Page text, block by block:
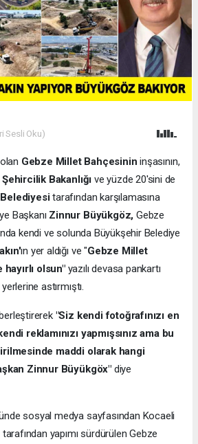
Sesli Oku)
Gebze Millet Bahçesinin inşasının,
Bakanlığı ve yüzde 20'sini de
tarafından karşılamasına
Başkanı Zinnur Büyükgöz, Gebze
kendi ve solunda Büyükşehir Belediye
ın yer aldığı ve "Gebze Millet
olsun"yazılı devasa pankartı
astırmıştı.
"Siz kendi fotoğrafınızı en
reklamınızı yapmışsınız ama bu
maddi olarak hangi
Zinnur Büyükgöx" diye
sosyal medya sayfasından Kocaeli
yapımı sürdürülen Gebze